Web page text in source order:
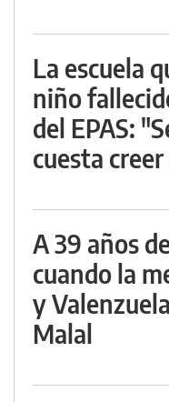
La escuela
niño
del EPAS:
cuesta
A 39 años
cuando la
y
Malal